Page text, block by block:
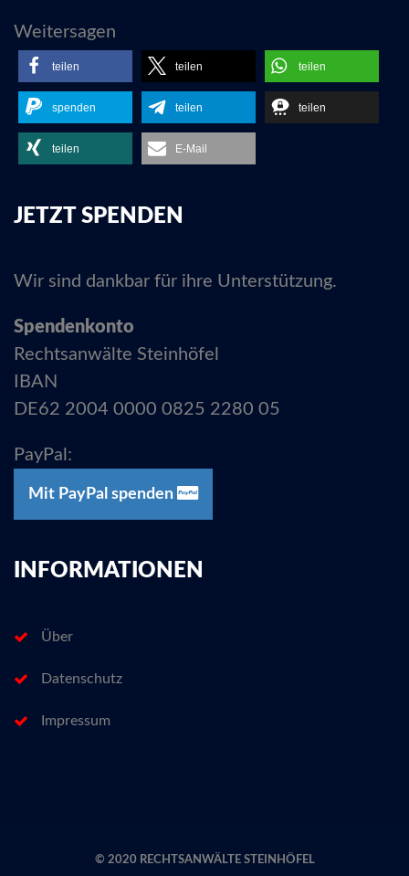
Weitersagen
teilen teilen teilen
spenden teilen teilen
teilen E-Mail
JETZT SPENDEN
Wir sind dankbar für ihre Unterstützung.
Spendenkonto
Rechtsanwälte Steinhöfel
IBAN
DE62 2004 0000 0825 2280 05
PayPal:
Mit PayPal spenden
INFORMATIONEN
Über
Datenschutz
Impressum
© 2020 RECHTSANWÄLTE STEINHÖFEL